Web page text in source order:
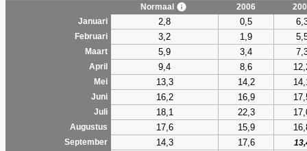
Normaal 2006
Januari
2,8 0,5
Februari 3,2 1,9
Maart 5,9 3,4
April 9,4 8,6
Mei 13,3 14,2
Juni 16,2 16,9
Juli 18,1 22,3
Augustus 17,6 15,9
September 14,3 17,6